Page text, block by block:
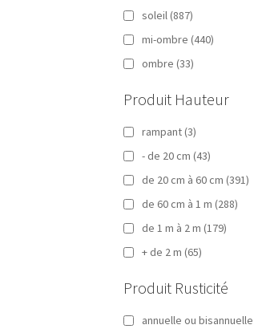
soleil (887)
mi-ombre (440)
ombre (33)
Produit Hauteur
rampant (3)
- de 20 cm (43)
de 20 cm à 60 cm (391)
de 60 cm à 1 m (288)
de 1 m à 2 m (179)
+ de 2 m (65)
Produit Rusticité
annuelle ou bisannuelle